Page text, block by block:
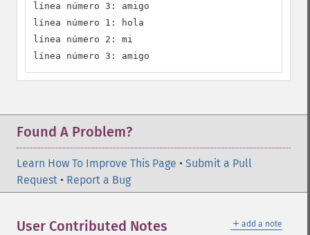
línea número 3: amigo
línea número 1: hola
línea número 2: mi
línea número 3: amigo
Found A Problem?
Learn How To Improve This Page • Submit a Pull
Request • Report a Bug
＋ add a note
User Contributed Notes